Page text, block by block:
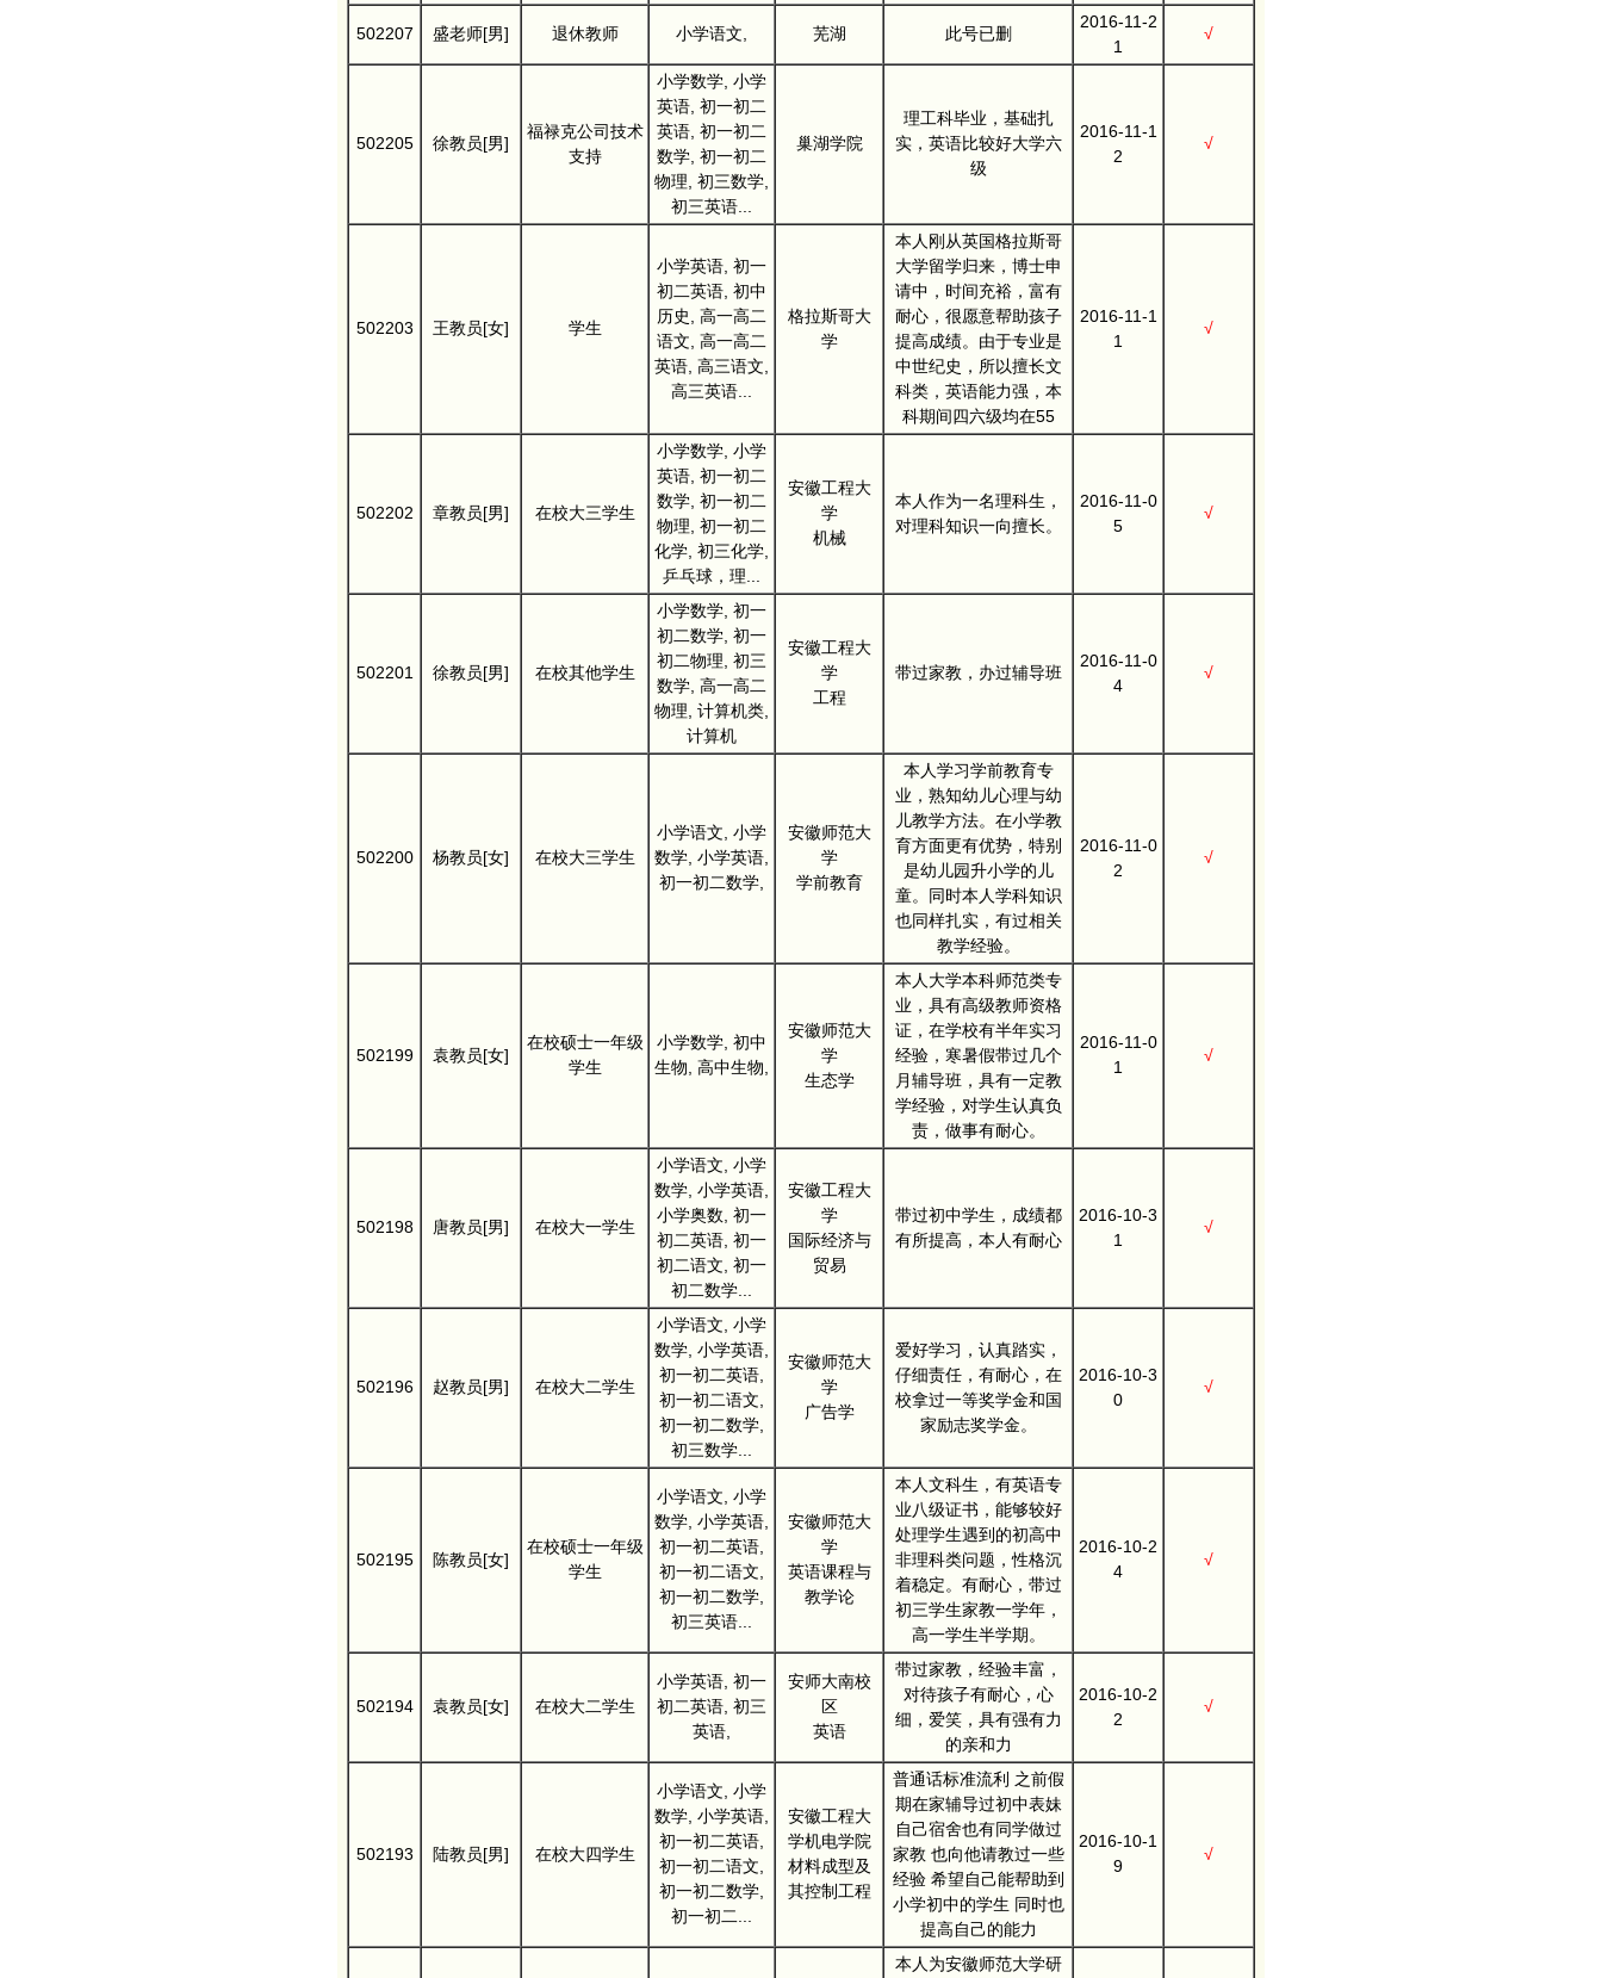
502207 盛老师[男] 退休教师 小学语文, 芜湖 此号已删
2016-11-2
1
√
502205 徐教员[男]
福禄克公司技术
支持
小学数学, 小学
英语, 初一初二
英语, 初一初二
数学, 初一初二
物理, 初三数学,
初三英语...
巢湖学院
理工科毕业，基础扎
实，英语比较好大学六
级
2016-11-1
2
√
502203 王教员[女] 学生
小学英语, 初一
初二英语, 初中
历史, 高一高二
语文, 高一高二
英语, 高三语文,
高三英语...
格拉斯哥大
学
本人刚从英国格拉斯哥
大学留学归来，博士申
请中，时间充裕，富有
耐心，很愿意帮助孩子
提高成绩。由于专业是
中世纪史，所以擅长文
科类，英语能力强，本
科期间四六级均在55
2016-11-1
1
√
502202 章教员[男] 在校大三学生
小学数学, 小学
英语, 初一初二
数学, 初一初二
物理, 初一初二
化学, 初三化学,
乒乓球，理...
安徽工程大
学
机械
本人作为一名理科生，
对理科知识一向擅长。
2016-11-0
5
√
502201 徐教员[男] 在校其他学生
小学数学, 初一
初二数学, 初一
初二物理, 初三
数学, 高一高二
物理, 计算机类,
计算机
安徽工程大
学
工程
带过家教，办过辅导班
2016-11-0
4
√
502200 杨教员[女] 在校大三学生
小学语文, 小学
数学, 小学英语,
初一初二数学,
安徽师范大
学
学前教育
本人学习学前教育专
业，熟知幼儿心理与幼
儿教学方法。在小学教
育方面更有优势，特别
是幼儿园升小学的儿
童。同时本人学科知识
也同样扎实，有过相关
教学经验。
2016-11-0
2
√
502199 袁教员[女]
在校硕士一年级
学生
小学数学, 初中
生物, 高中生物,
安徽师范大
学
生态学
本人大学本科师范类专
业，具有高级教师资格
证，在学校有半年实习
经验，寒暑假带过几个
月辅导班，具有一定教
学经验，对学生认真负
责，做事有耐心。
2016-11-0
1
√
502198 唐教员[男] 在校大一学生
小学语文, 小学
数学, 小学英语,
小学奥数, 初一
初二英语, 初一
初二语文, 初一
初二数学...
安徽工程大
学
国际经济与
贸易
带过初中学生，成绩都
有所提高，本人有耐心
2016-10-3
1
√
502196 赵教员[男] 在校大二学生
小学语文, 小学
数学, 小学英语,
初一初二英语,
初一初二语文,
初一初二数学,
初三数学...
安徽师范大
学
广告学
爱好学习，认真踏实，
仔细责任，有耐心，在
校拿过一等奖学金和国
家励志奖学金。
2016-10-3
0
√
502195 陈教员[女]
在校硕士一年级
学生
小学语文, 小学
数学, 小学英语,
初一初二英语,
初一初二语文,
初一初二数学,
初三英语...
安徽师范大
学
英语课程与
教学论
本人文科生，有英语专
业八级证书，能够较好
处理学生遇到的初高中
非理科类问题，性格沉
着稳定。有耐心，带过
初三学生家教一学年，
高一学生半学期。
2016-10-2
4
√
502194 袁教员[女] 在校大二学生
小学英语, 初一
初二英语, 初三
英语,
安师大南校
区
英语
带过家教，经验丰富，
对待孩子有耐心，心
细，爱笑，具有强有力
的亲和力
2016-10-2
2
√
502193 陆教员[男] 在校大四学生
小学语文, 小学
数学, 小学英语,
初一初二英语,
初一初二语文,
初一初二数学,
初一初二...
安徽工程大
学机电学院
材料成型及
其控制工程
普通话标准流利 之前假
期在家辅导过初中表妹
自己宿舍也有同学做过
家教 也向他请教过一些
经验 希望自己能帮助到
小学初中的学生 同时也
提高自己的能力
2016-10-1
9
√
本人为安徽师范大学研